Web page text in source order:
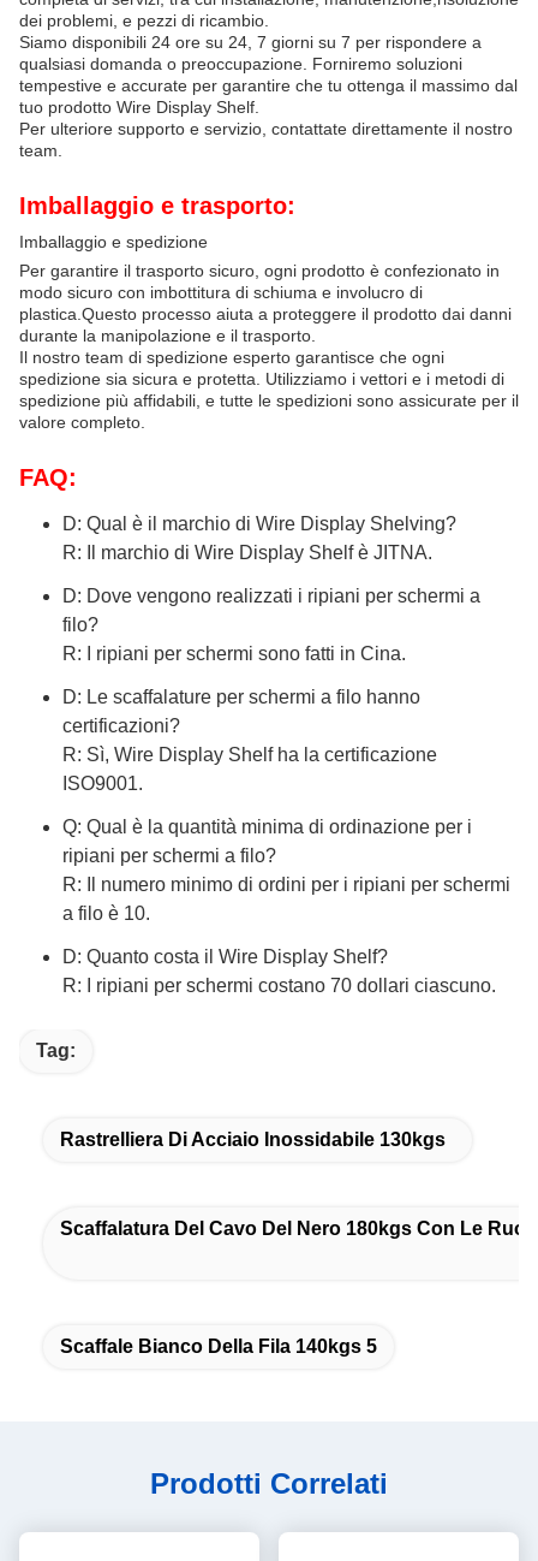
dei problemi, e pezzi di ricambio.
Siamo disponibili 24 ore su 24, 7 giorni su 7 per rispondere a
qualsiasi domanda o preoccupazione. Forniremo soluzioni
tempestive e accurate per garantire che tu ottenga il massimo dal
tuo prodotto Wire Display Shelf.
Per ulteriore supporto e servizio, contattate direttamente il nostro
team.
Imballaggio e trasporto:
Imballaggio e spedizione
Per garantire il trasporto sicuro, ogni prodotto è confezionato in
modo sicuro con imbottitura di schiuma e involucro di
plastica.Questo processo aiuta a proteggere il prodotto dai danni
durante la manipolazione e il trasporto.
Il nostro team di spedizione esperto garantisce che ogni
spedizione sia sicura e protetta. Utilizziamo i vettori e i metodi di
spedizione più affidabili, e tutte le spedizioni sono assicurate per il
valore completo.
FAQ:
D: Qual è il marchio di Wire Display Shelving?
R: Il marchio di Wire Display Shelf è JITNA.
D: Dove vengono realizzati i ripiani per schermi a
filo?
R: I ripiani per schermi sono fatti in Cina.
D: Le scaffalature per schermi a filo hanno
certificazioni?
R: Sì, Wire Display Shelf ha la certificazione
ISO9001.
Q: Qual è la quantità minima di ordinazione per i
ripiani per schermi a filo?
R: Il numero minimo di ordini per i ripiani per schermi
a filo è 10.
D: Quanto costa il Wire Display Shelf?
R: I ripiani per schermi costano 70 dollari ciascuno.
Tag:
Rastrelliera Di Acciaio Inossidabile 130kgs
Scaffalatura Del Cavo Del Nero 180kgs Con Le
Scaffale Bianco Della Fila 140kgs 5
Prodotti Correlati